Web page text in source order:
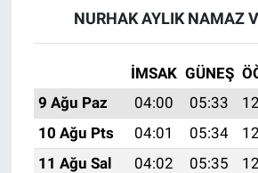
NURHAK AYLIK NAMAZ
İMSAK GÜNEŞ
9 Ağu Paz
04:00 05:33
10 Ağu Pts
04:01 05:34
11 Ağu Sal
04:02 05:35